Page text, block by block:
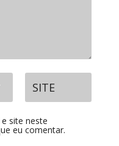
site neste
eu comentar.